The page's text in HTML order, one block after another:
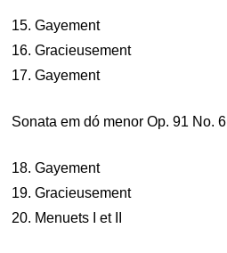
15. Gayement
16. Gracieusement
17. Gayement
Sonata em dó menor Op. 91 No. 6
18. Gayement
19. Gracieusement
20. Menuets I et II